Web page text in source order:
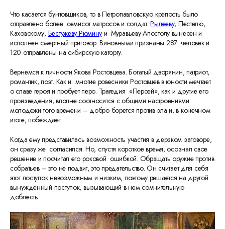
Что касается бунтовщиков, то в Петропавловскую крепость было
отправлено более семисот матросов и солдат.Рылееву, Пестелю,
Каховскому, Бестужеву-Рюмину и Муравьеву-Апостолу вынесен и
исполнен смертный приговор. Виновными признаны 287 человек и
120 отправлены на сибирскую каторгу.
Вернемся к личности Якова Ростовцева. Богатый дворянин, патриот,
романтик, поэт. Как и многие ровесники Ростовцев в юности мечтает
о славе героя и пробует перо. Трагедия «Персей», как и другие его
произведения, вполне соотносится с общими настроениями
молодежи того времени – добро борется против зла и, в конечном
итоге, побеждает.
Когда ему представилась возможность участия в дерзком заговоре,
он сразу же согласился. Но, спустя короткое время, осознал свое
решение и посчитал его роковой ошибкой. Обращать оружие против
собратьев – это не подвиг, это предательство. Он считает для себя
этот поступок невозможным и низким, поэтому решается на другой
вынужденный поступок, вызывающий в нем сомнительную
доблесть.